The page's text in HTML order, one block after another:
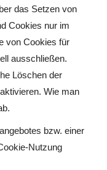
das Setzen von
Cookies nur im
von Cookies für
ausschließen.
Löschen der
Wie man
bzw. einer
Nutzung